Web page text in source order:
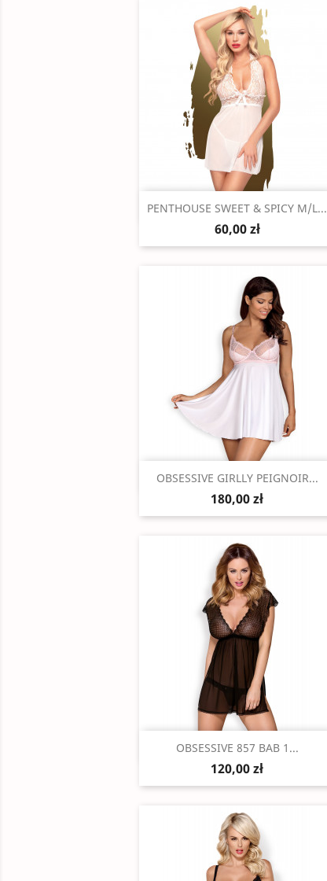
Szybki podgląd
PENTHOUSE SWEET & SPICY M/L...
60,00 zł
Szybki podgląd
OBSESSIVE GIRLLY PEIGNOIR...
180,00 zł
Szybki podgląd
OBSESSIVE 857 BAB 1...
120,00 zł